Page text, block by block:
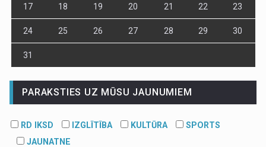
17 18 19 20 21 22 23
24 25 26 27 28 29 30
31
PARAKSTIES UZ MŪSU JAUNUMIEM
RD IKSD IZGLĪTĪBA KULTŪRA
SPORTS
JAUNATNE